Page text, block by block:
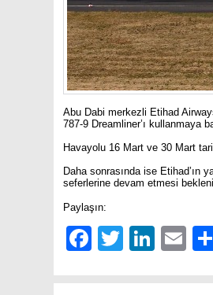
Abu Dabi merkezli Etihad
787-9 Dreamliner’ı kullanmaya
Havayolu 16 Mart ve 30 Mart
Daha sonrasında ise Etihad’ın
seferlerine devam etmesi
Paylaşın:
Facebook
Twitter